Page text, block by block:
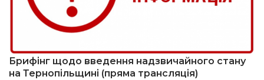
Брифінг щодо введення надзвичайного стану
на Тернопільщині (пряма трансляція)